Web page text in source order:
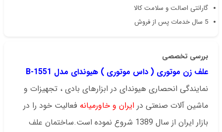
گارانتی اصالت و سلامت کالا
5 سال خدمات پس از فروش
بررسی تخصصی
علف زن موتوری ( داس موتوری ) هیوندای مدل 1551-B
نمایندگی انحصاری هیوندای در ابزارهای بادی ، تجهیزات و
ماشین آلات صنعتی در ایران و خاورمیانه فعالیت خود را در
بازار ایران از سال 1389 شروع نموده است.
ساختمان علف